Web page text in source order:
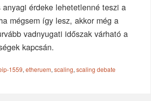
anyagi érdeke lehetetlenné teszi a
mégsem így lesz, akkor még a
vadnyugati időszak várható a
kapcsán.
1559,etheruem,scaling,scaling debate